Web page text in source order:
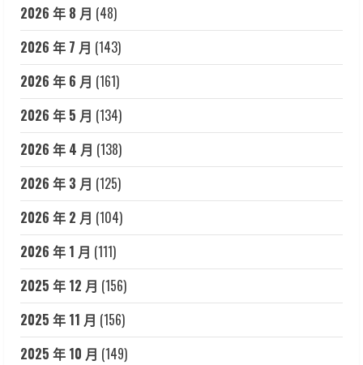
2026 年 8 月 (48)
2026 年 7 月 (143)
2026 年 6 月 (161)
2026 年 5 月 (134)
2026 年 4 月 (138)
2026 年 3 月 (125)
2026 年 2 月 (104)
2026 年 1 月 (111)
2025 年 12 月 (156)
2025 年 11 月 (156)
2025 年 10 月 (149)